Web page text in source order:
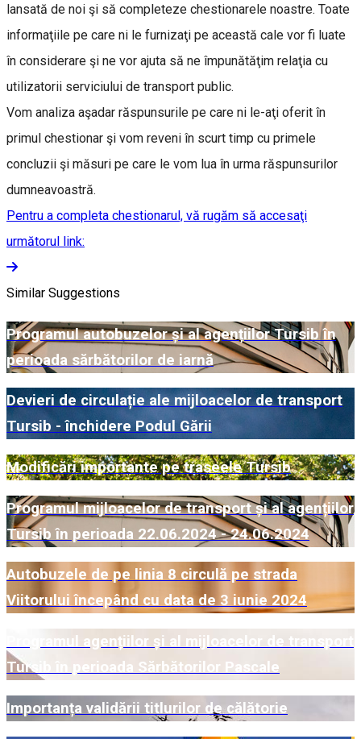
lansată de noi şi să completeze chestionarele noastre. Toate
informaţiile pe care ni le furnizaţi pe această cale vor fi luate
în considerare şi ne vor ajuta să ne împunătăţim relaţia cu
utilizatorii serviciului de transport public.
Vom analiza aşadar răspunsurile pe care ni le-aţi oferit în
primul chestionar şi vom reveni în scurt timp cu primele
concluzii şi măsuri pe care le vom lua în urma răspunsurilor
dumneavoastră.
Pentru a completa chestionarul, vă rugăm să accesaţi
următorul link:
Similar Suggestions
Programul autobuzelor și al agențiilor Tursib în
perioada sărbătorilor de iarnă
Devieri de circulație ale mijloacelor de transport
Tursib - închidere Podul Gării
Modificări importante pe traseele Tursib
Programul mijloacelor de transport și al agențiilor
Tursib în perioada 22.06.2024 - 24.06.2024
Autobuzele de pe linia 8 circulă pe strada
Viitorului începând cu data de 3 iunie 2024
Programul agențiilor și al mijloacelor de transport
Tursib în perioada Sărbătorilor Pascale
Importanța validării titlurilor de călătorie